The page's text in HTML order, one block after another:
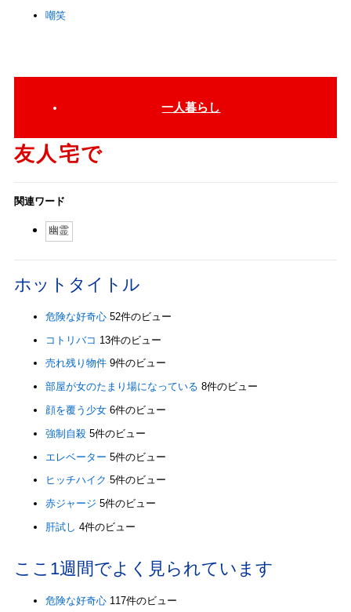
嘲笑
一人暮らし
友人宅で
関連ワード
幽霊
ホットタイトル
危険な好奇心 52件のビュー
コトリバコ 13件のビュー
売れ残り物件 9件のビュー
部屋が女のたまり場になっている 8件のビュー
顔を覆う少女 6件のビュー
強制自殺 5件のビュー
エレベーター 5件のビュー
ヒッチハイク 5件のビュー
赤ジャージ 5件のビュー
肝試し 4件のビュー
ここ1週間でよく見られています
危険な好奇心 117件のビュー